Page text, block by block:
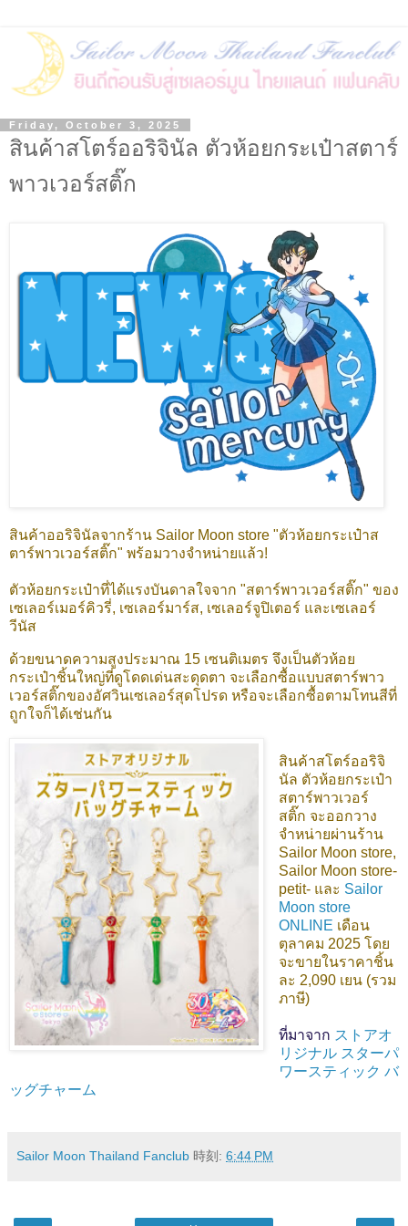
Friday, October 3, 2025
สินค้าสโตร์ออริจินัล ตัวห้อยกระเป๋าสตาร์
พาวเวอร์สติ๊ก
สินค้าออริจินัลจากร้าน Sailor Moon store "ตัวห้อยกระเป๋าส
ตาร์พาวเวอร์สติ๊ก" พร้อมวางจำหน่ายแล้ว!
ตัวห้อยกระเป๋าที่ได้แรงบันดาลใจจาก "สตาร์พาวเวอร์สติ๊ก" ของ
เซเลอร์เมอร์คิวรี่, เซเลอร์มาร์ส, เซเลอร์จูปิเตอร์ และเซเลอร์
วีนัส
ด้วยขนาดความสูงประมาณ 15 เซนติเมตร จึงเป็นตัวห้อย
กระเป๋าชิ้นใหญ่ที่ดูโดดเด่นสะดุดตา จะเลือกซื้อแบบสตาร์พาว
เวอร์สติ๊กของอัศวินเซเลอร์สุดโปรด หรือจะเลือกซื้อตามโทนสีที่
ถูกใจก็ได้เช่นกัน
สินค้าสโตร์ออริจิ
นัล ตัวห้อยกระเป๋า
สตาร์พาวเวอร์
สติ๊ก จะออกวาง
จำหน่ายผ่านร้าน
Sailor Moon store,
Sailor Moon store-
petit- และ Sailor
Moon store
ONLINE เดือน
ตุลาคม 2025 โดย
จะขายในราคาชิ้น
ละ 2,090 เยน (รวม
ภาษี)
ที่มาจาก ストアオ
リジナル スターパ
ワースティック バ
ッグチャーム
Sailor Moon Thailand Fanclub 時刻: 6:44 PM